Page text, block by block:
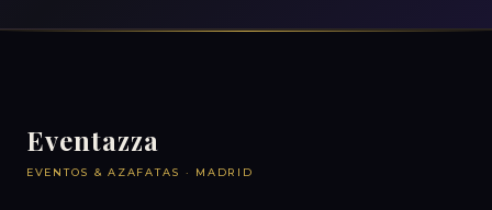
Eventazza
EVENTOS & AZAFATAS · MADRID